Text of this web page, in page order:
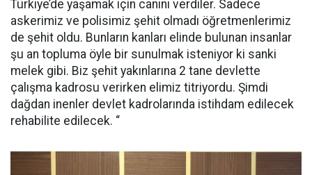
Türkiye’de yaşamak için canını verdiler. Sadece
askerimiz ve polisimiz şehit olmadı öğretmenlerimiz
de şehit oldu. Bunların kanları elinde bulunan insanlar
şu an topluma öyle bir sunulmak isteniyor ki sanki
melek gibi. Biz şehit yakınlarına 2 tane devlette
çalışma kadrosu verirken elimiz titriyordu. Şimdi
dağdan inenler devlet kadrolarında istihdam edilecek
rehabilite edilecek. “